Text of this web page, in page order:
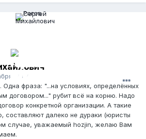
2014
Одна фраза: "...на условиях, определённых
договором..." рубит всё на корню. Надо
конкретной организации. А такие
составляют далеко не дураки (юристы
случае, уважаемый hozjin, желаю Вам